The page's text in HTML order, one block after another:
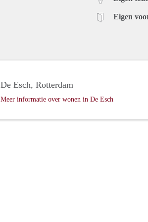
Eigen
De Esch, Rotterdam
Meer informatie over wonen in De Esch